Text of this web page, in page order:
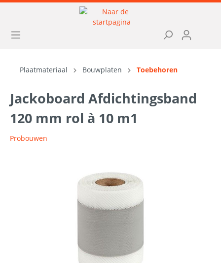
Plaatmateriaal Bouwplaten Toebehoren
Jackoboard Afdichtingsband
120 mm rol à 10 m1
Probouwen